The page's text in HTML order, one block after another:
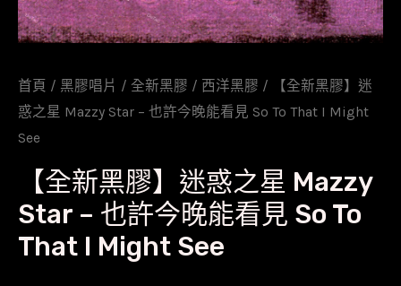
首頁 / 黑膠唱片 / 全新黑膠 / 西洋黑膠 / 【全新黑膠】迷
惑之星 Mazzy Star – 也許今晚能看見 So To That I Might
See
【全新黑膠】迷惑之星 Mazzy
Star – 也許今晚能看見 So To
That I Might See